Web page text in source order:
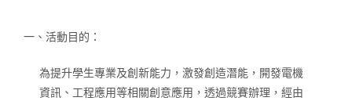
一、活動目的：
為提升學生專業及創新能力，激發創造潛能，開發電機
資訊、工程應用等相關創意應用，透過競賽辦理，經由